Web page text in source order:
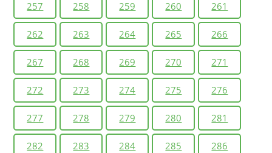
257 258 259 260 261
262 263 264 265 266
267 268 269 270 271
272 273 274 275 276
277 278 279 280 281
282 283 284 285 286